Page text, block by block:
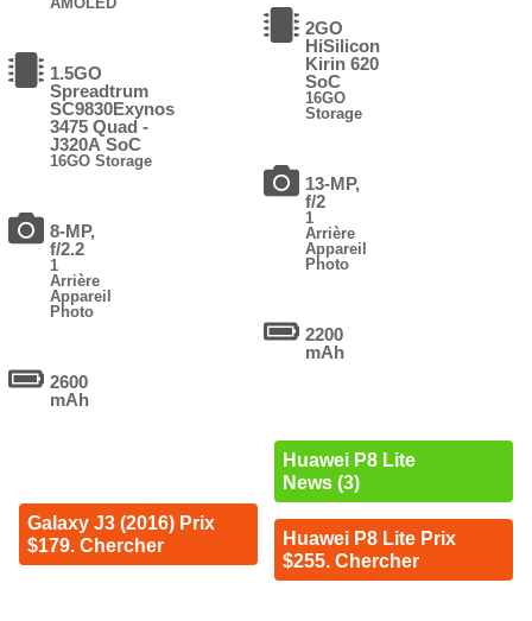
1.5GO
Spreadtrum
SC9830Exynos
3475 Quad -
J320A SoC
16GO Storage
8-MP,
f/2.2
1
Arrière
Appareil
Photo
2600
mAh
Galaxy J3 (2016) Prix
$179. Chercher
2GO
HiSilicon
Kirin 620
SoC
16GO
Storage
13-MP,
f/2
1
Arrière
Appareil
Photo
2200
mAh
Huawei P8 Lite
News (3)
Huawei P8 Lite Prix
$255. Chercher